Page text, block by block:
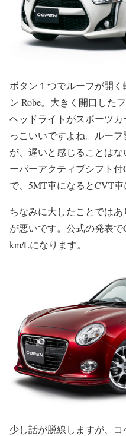
ボタン１つでルーフが開
ン Robe。大きく開口した
ヘッドライトがスポーツ
っこいいですよね。ルー
が、遅いと感じることは
ーパーアクティブシフト付
で、5MT車になるとCVT車
ちなみに大したことでは
が悪いです。公式の発表
km/Lになります。
少し話が脱線しますが、